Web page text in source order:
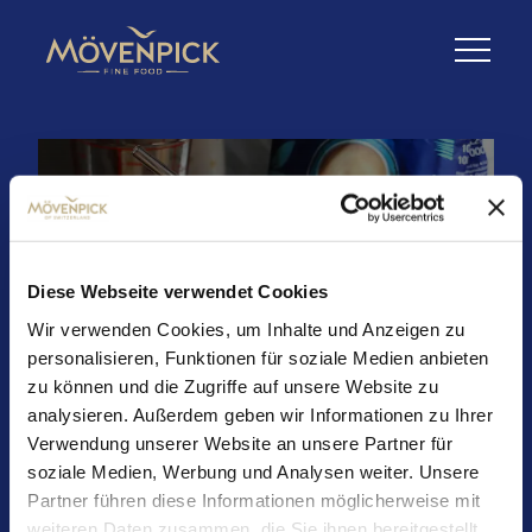
Diese Webseite verwendet Cookies
Wir verwenden Cookies, um Inhalte und Anzeigen zu
personalisieren, Funktionen für soziale Medien anbieten
zu können und die Zugriffe auf unsere Website zu
analysieren. Außerdem geben wir Informationen zu Ihrer
Verwendung unserer Website an unsere Partner für
soziale Medien, Werbung und Analysen weiter. Unsere
Partner führen diese Informationen möglicherweise mit
Double Chocolate
Chip Latte
Zutaten (für 1 Glas):
• Schokoladensauce
• Eiswürfel
• ca. 150 ml Milch